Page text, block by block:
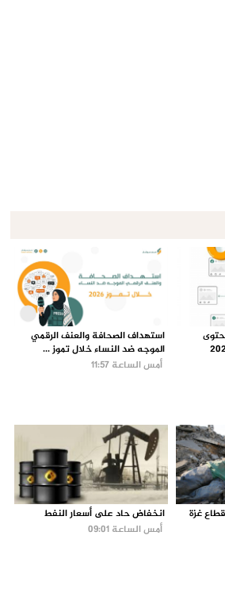
استهداف الصحافة والعنف الرقمي
الموجه ضد النساء خلال تموز ...
أمس الساعة 11:57
غزة
انخفاض حاد على أسعار النفط
أمس الساعة 09:01